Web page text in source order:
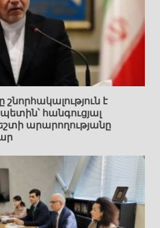
է
հանգուցյալ
արարողությանը